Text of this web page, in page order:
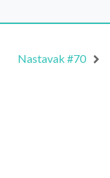
Nastavak #70